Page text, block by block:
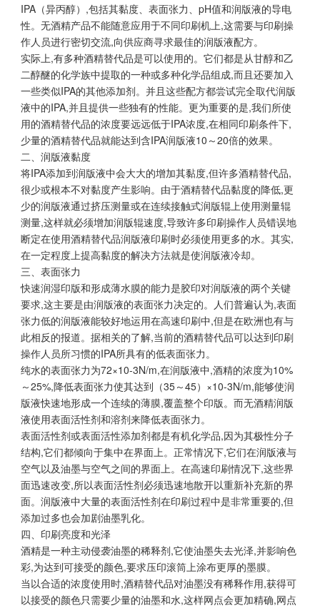
IPA（异丙醇）,包括其黏度、表面张力、pH值和润版液的导电
性。无酒精产品不能随意应用于不同印刷机上,这需要与印刷操
作人员进行密切交流,向供应商寻求最佳的润版液配方。
实际上,有多种酒精替代品是可以使用的。它们都是从甘醇和乙
二醇醚的化学族中提取的一种或多种化学品组成,而且还要加入
一些类似IPA的其他添加剂。并且这些配方都尝试完全取代润版
液中的IPA,并且提供一些独有的性能。更为重要的是,我们所使
用的酒精替代品的浓度要远远低于IPA浓度,在相同印刷条件下,
少量的酒精替代品就能达到含IPA润版液10～20倍的效果。
二、润版液黏度
将IPA添加到润版液中会大大的增加其黏度,但许多酒精替代品,
很少或根本不对黏度产生影响。由于酒精替代品黏度的降低,更
少的润版液通过挤压测量或在连续接触式润版辊上使用测量辊
测量,这样就必须增加润版辊速度,导致许多印刷操作人员错误地
断定在使用酒精替代品润版液印刷时必须使用更多的水。其实,
在一定程度上提高黏度的解决方法就是使润版液冷却。
三、表面张力
快速润湿印版和形成薄水膜的能力是胶印对润版液的两个关键
要求,这主要是由润版液的表面张力决定的。人们普遍认为,表面
张力低的润版液能较好地运用在高速印刷中,但是在欧洲也有与
此相反的报道。据相关的了解,当前的酒精替代品可以达到印刷
操作人员所习惯的IPA所具有的低表面张力。
纯水的表面张力为72×10-3N/m,在润版液中,酒精的浓度为10%
～25%,降低表面张力使其达到（35～45）×10-3N/m,能够使润
版液快速地形成一个连续的薄膜,覆盖整个印版。而无酒精润版
液使用表面活性剂和溶剂来降低表面张力。
表面活性剂或表面活性添加剂都是有机化学品,因为其极性分子
结构,它们都倾向于集中在界面上。正常情况下,它们在润版液与
空气以及油墨与空气之间的界面上。在高速印刷情况下,这些界
面迅速改变,所以表面活性剂必须迅速地散开以重新补充新的界
面。润版液中大量的表面活性剂在印刷过程中是非常重要的,但
添加过多也会加剧油墨乳化。
四、印刷亮度和光泽
酒精是一种主动侵袭油墨的稀释剂,它使油墨失去光泽,并影响色
彩,为达到可接受的颜色,要求压印滚筒上涂布更厚的墨膜。
当以合适的浓度使用时,酒精替代品对油墨没有稀释作用,获得可
以接受的颜色只需要少量的油墨和水,这样网点会更加精确,网点